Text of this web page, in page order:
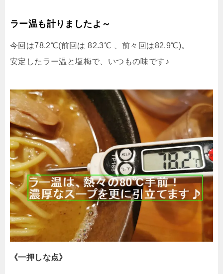
ラー温も計りましたよ～
今回は78.2℃(前回は 82.3℃ 、前々回は82.9℃)。
安定したラー温と塩梅で、いつもの味です♪
《一押しな点》